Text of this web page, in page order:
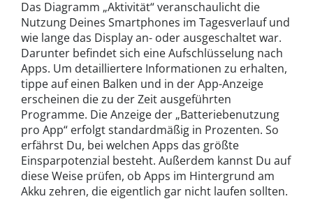
Das Diagramm „Aktivität“ veranschaulicht die
Nutzung Deines Smartphones im Tagesverlauf und
wie lange das Display an- oder ausgeschaltet war.
Darunter befindet sich eine Aufschlüsselung nach
Apps. Um detailliertere Informationen zu erhalten,
tippe auf einen Balken und in der App-Anzeige
erscheinen die zu der Zeit ausgeführten
Programme. Die Anzeige der „Batteriebenutzung
pro App“ erfolgt standardmäßig in Prozenten. So
erfährst Du, bei welchen Apps das größte
Einsparpotenzial besteht. Außerdem kannst Du auf
diese Weise prüfen, ob Apps im Hintergrund am
Akku zehren, die eigentlich gar nicht laufen sollten.